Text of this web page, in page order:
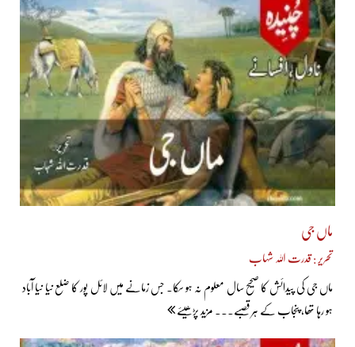
ماں جی
تحریر : قدرت اللہ شہاب
ماں جی کی پیدائش کا صحیح سال معلوم نہ ہو سکا۔ جس زمانے میں لائل پور کا ضلع نیا نیا آباد
ہو رہا تھا، پنجاب کے ہر قصبے... مزید پڑھیئے